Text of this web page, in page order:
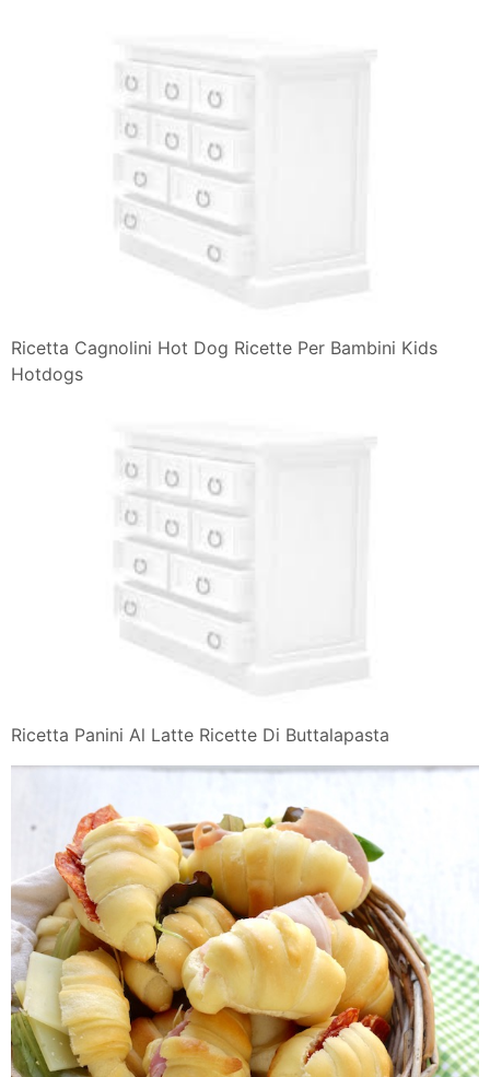
Ricetta Cagnolini Hot Dog Ricette Per Bambini Kids
Hotdogs
Ricetta Panini Al Latte Ricette Di Buttalapasta